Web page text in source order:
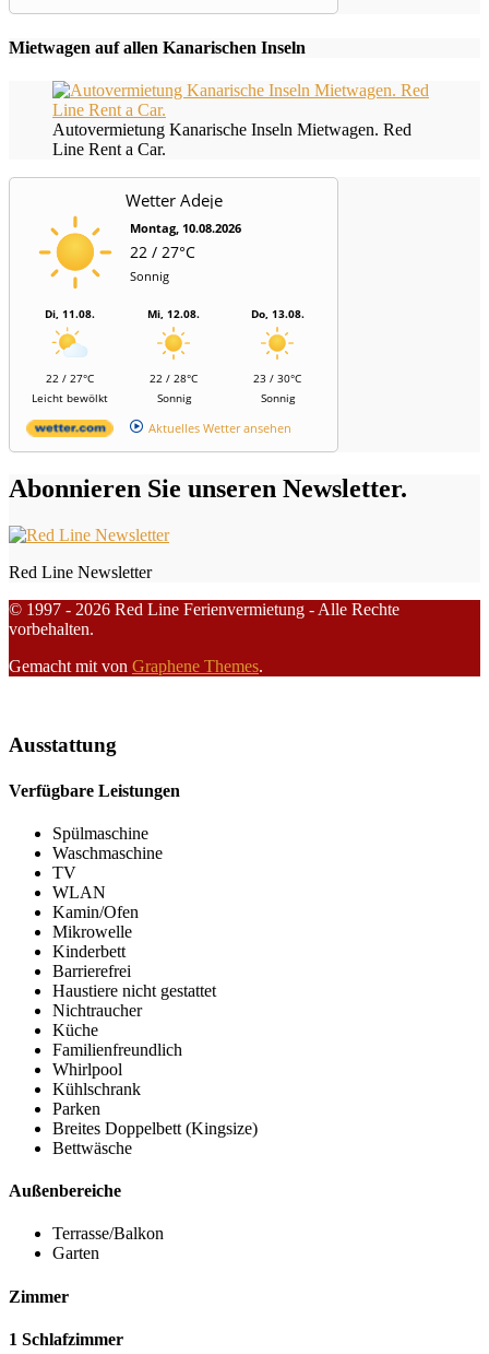
Mietwagen auf allen Kanarischen Inseln
Autovermietung Kanarische Inseln Mietwagen. Red
Line Rent a Car.
Wetter Adeje
Montag, 10.08.2026
22 / 27°C
Sonnig
Di, 11.08.
22 / 27°C
Leicht bewölkt
Mi, 12.08.
22 / 28°C
Sonnig
Do, 13.08.
23 / 30°C
Sonnig
Aktuelles Wetter ansehen
Abonnieren Sie unseren Newsletter.
Red Line Newsletter
© 1997 - 2026 Red Line Ferienvermietung - Alle Rechte
vorbehalten.
Gemacht mit von Graphene Themes.
Ausstattung
Verfügbare Leistungen
Spülmaschine
Waschmaschine
TV
WLAN
Kamin/Ofen
Mikrowelle
Kinderbett
Barrierefrei
Haustiere nicht gestattet
Nichtraucher
Küche
Familienfreundlich
Whirlpool
Kühlschrank
Parken
Breites Doppelbett (Kingsize)
Bettwäsche
Außenbereiche
Terrasse/Balkon
Garten
Zimmer
1 Schlafzimmer